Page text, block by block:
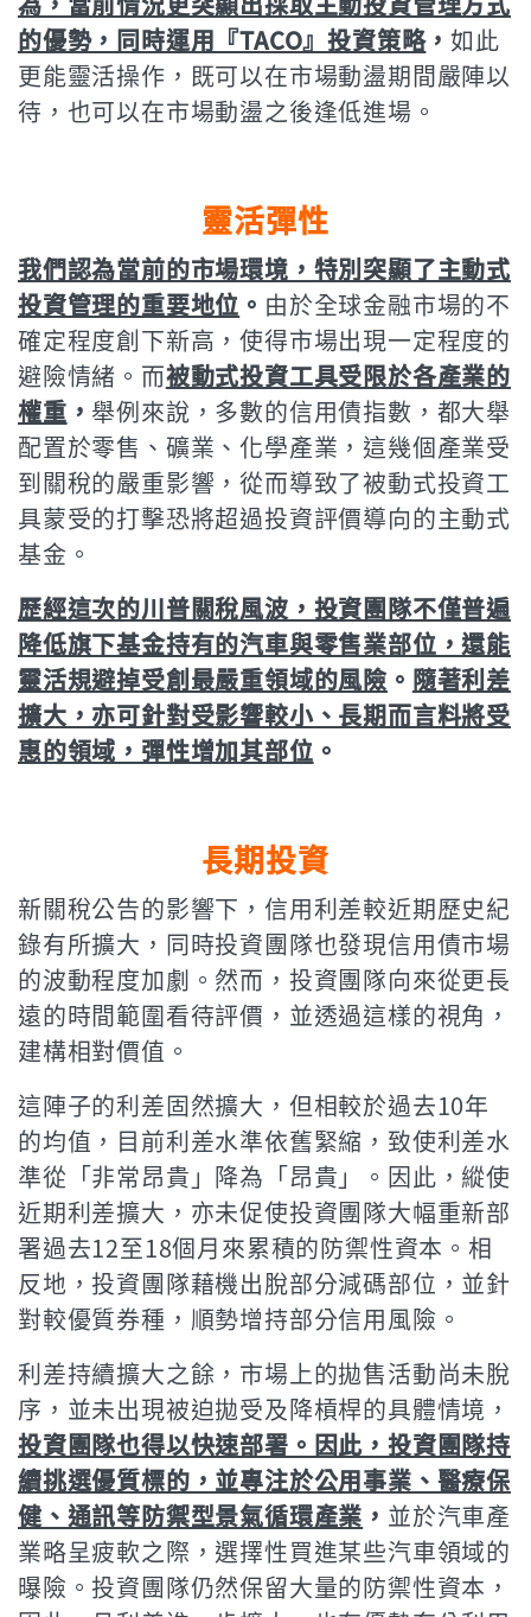
的優勢，同時運用『TACO』投資策略，如此
更能靈活操作，既可以在市場動盪期間嚴陣以
待，也可以在市場動盪之後逢低進場。
靈活彈性
我們認為當前的市場環境，特別突顯了主動式
投資管理的重要地位 。 由於全球金融市場的不
確定程度創下新高，使得市場出現一定程度的
避險情緒。而被動式投資工具受限於各產業的
權重 ， 舉例來說，多數的信用債指數，都大舉
配置於零售、礦業、化學產業，這幾個產業受
到關稅的嚴重影響，從而導致了被動式投資工
具蒙受的打擊恐將超過投資評價導向的主動式
基金。
歷經這次的川普關稅風波，投資團隊不僅普遍
降低旗下基金持有的汽車與零售業部位，還能
靈活規避掉受創最嚴重領域的風險 。 隨著利差
擴大，亦可針對受影響較小、長期而言料將受
惠的領域，彈性增加其部位 。
長期投資
新關稅公告的影響下，信用利差較近期歷史紀
錄有所擴大，同時投資團隊也發現信用債市場
的波動程度加劇。然而，投資團隊向來從更長
遠的時間範圍看待評價，並透過這樣的視角，
建構相對價值。
這陣子的利差固然擴大，但相較於過去10年
的均值，目前利差水準依舊緊縮，致使利差水
準從「非常昂貴」降為「昂貴」。因此，縱使
近期利差擴大，亦未促使投資團隊大幅重新部
署過去12至18個月來累積的防禦性資本。相
反地，投資團隊藉機出脫部分減碼部位，並針
對較優質券種，順勢增持部分信用風險。
利差持續擴大之餘，市場上的拋售活動尚未脫
序，並未出現被迫拋受及降槓桿的具體情境，
投資團隊也得以快速部署。因此，投資團隊持
續挑選優質標的，並專注於公用事業、醫療保
健、通訊等防禦型景氣循環產業 ， 並於汽車產
業略呈疲軟之際，選擇性買進某些汽車領域的
曝險。投資團隊仍然保留大量的防禦性資本，